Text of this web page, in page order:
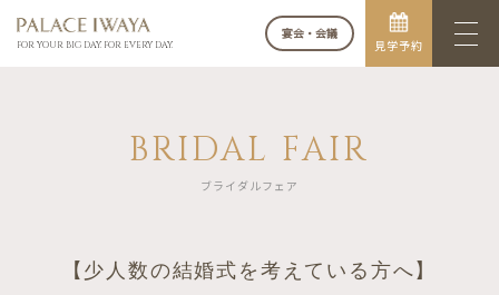
FOR YOUR BIG DAY. FOR EVERY DAY.
宴会・会議
見学予約
BRIDAL FAIR
ブライダルフェア
【少人数の結婚式を考えている方へ】